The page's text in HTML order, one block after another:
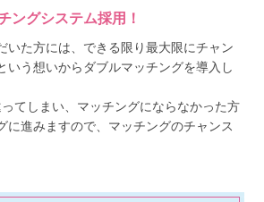
ングシステム採用！
いた方には、できる限り最大限にチャン
いう想いからダブルマッチングを導入し
てしまい、マッチングにならなかった方
に進みますので、マッチングのチャンス